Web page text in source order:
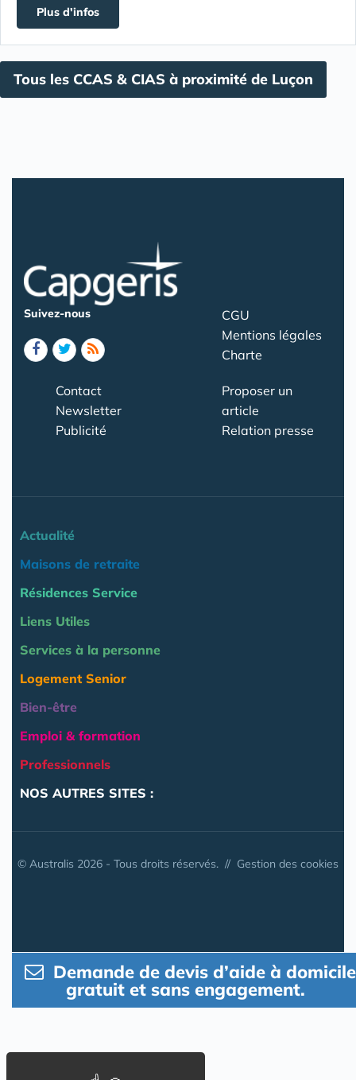
Plus d'infos
Tous les CCAS & CIAS à proximité de Luçon
Suivez-nous
CGU
Mentions légales
Charte
Contact
Newsletter
Publicité
Proposer un
article
Relation presse
Actualité
Maisons de retraite
Résidences Service
Liens Utiles
Services à la personne
Logement Senior
Bien-être
Emploi & formation
Professionnels
NOS AUTRES SITES :
© Australis 2026 - Tous droits réservés. // Gestion des cookies
Demande de devis d’aide à domicile
gratuit et sans engagement.